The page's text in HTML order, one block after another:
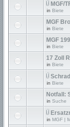
MGF/
in Biete
MGF
in Biete
MGF
in Biete
17 Zoll
in Biete
in Biete
Notfall:
in Suche
in MGF |